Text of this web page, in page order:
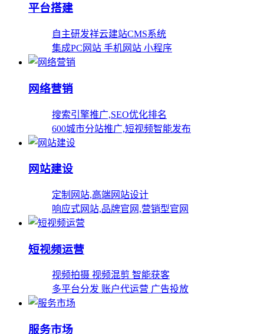
平台搭建
自主研发祥云建站CMS系统
集成PC网站 手机网站 小程序
网络营销
搜索引擎推广,SEO优化排名
600城市分站推广,短视频智能发布
网站建设
定制网站,高端网站设计
响应式网站,品牌官网,营销型官网
短视频运营
视频拍摄 视频混剪 智能获客
多平台分发 账户代运营 广告投放
服务市场